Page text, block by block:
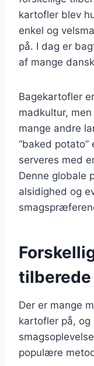
kartofler blev
enkel og
på. I dag er
af mange
Bagekartofler
madkultur,
mange andre
“baked
serveres med
Denne globale
alsidighed og
Der er mange
kartofler på, og
populære